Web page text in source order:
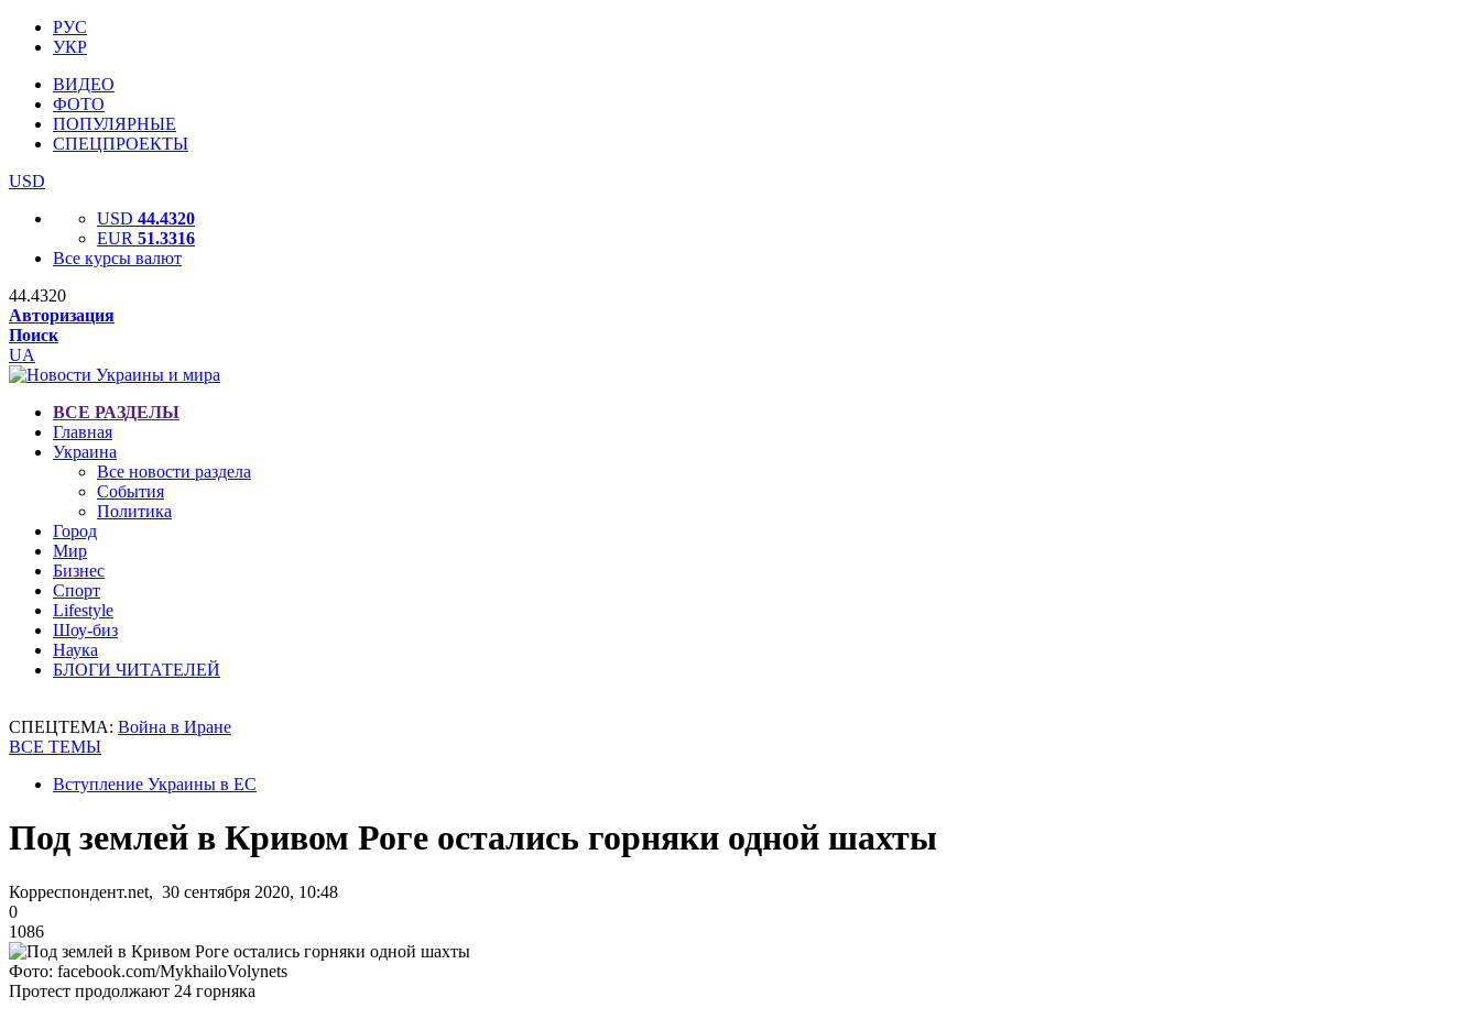
РУС
УКР
ВИДЕО
ФОТО
ПОПУЛЯРНЫЕ
СПЕЦПРОЕКТЫ
USD
USD 44.4320
EUR 51.3316
Все курсы валют
44.4320
Авторизация
Поиск
UA
ВСЕ РАЗДЕЛЫ
Главная
Украина
Все новости раздела
События
Политика
Город
Мир
Бизнес
Спорт
Lifestyle
Шоу-биз
Наука
БЛОГИ ЧИТАТЕЛЕЙ
СПЕЦТЕМА: Война в Иране
ВСЕ ТЕМЫ
Вступление Украины в ЕС
Под землей в Кривом Роге остались горняки одной шахты
Корреспондент.net, 30 сентября 2020, 10:48
0
1086
Фото: facebook.com/MykhailoVolynets
Протест продолжают 24 горняка